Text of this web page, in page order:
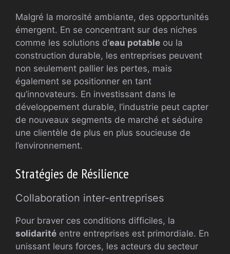
Malgré la morosité ambiante, des opportunités
émergent. En se concentrant sur des niches
comme les solutions d’eau potable ou la
construction durable, les entreprises peuvent
non seulement pallier les pertes, mais
également se positionner en tant
qu’innovateurs. En investissant dans le
développement durable, l’industrie peut capter
de nouveaux segments de marché et séduire
une clientèle de plus en plus soucieuse de
l’environnement.
Stratégies de Résilience
Collaboration inter-entreprises
Pour braver ces conditions difficiles, la
solidarité entre entreprises est primordiale. En
unissant leurs forces, les acteurs du secteur